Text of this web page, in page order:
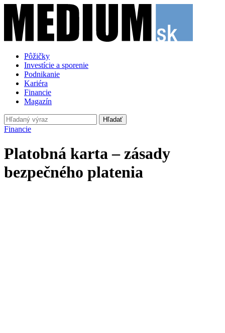
Pôžičky
Investície a sporenie
Podnikanie
Kariéra
Financie
Magazín
Hľadať
Financie
Platobná karta – zásady
bezpečného platenia